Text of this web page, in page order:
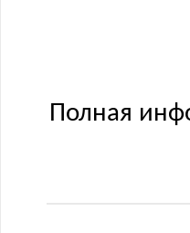
Полная